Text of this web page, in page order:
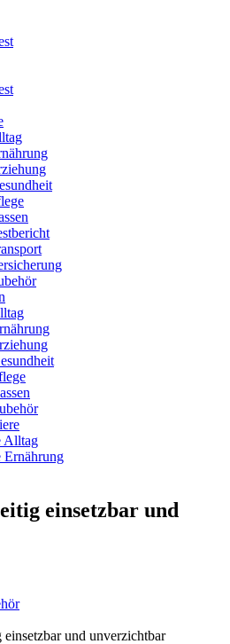
Alltag
Ernährung
einsetzbar und
und unverzichtbar